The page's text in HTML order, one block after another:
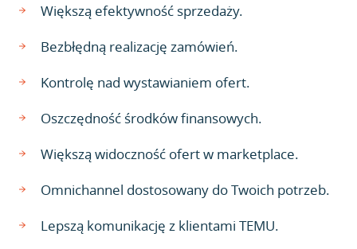
Większą efektywność sprzedaży.
Bezbłędną realizację zamówień.
Kontrolę nad wystawianiem ofert.
Oszczędność środków finansowych.
Większą widoczność ofert w marketplace.
Omnichannel dostosowany do Twoich potrzeb.
Lepszą komunikację z klientami TEMU.